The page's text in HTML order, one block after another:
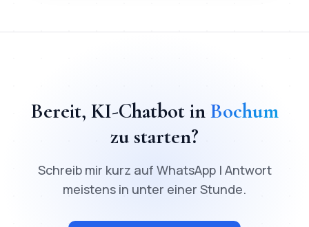
Bereit, KI-ChatbotinBochum
zu starten?
Schreib mir kurz auf WhatsApp | Antwort
meistens in unter einer Stunde.